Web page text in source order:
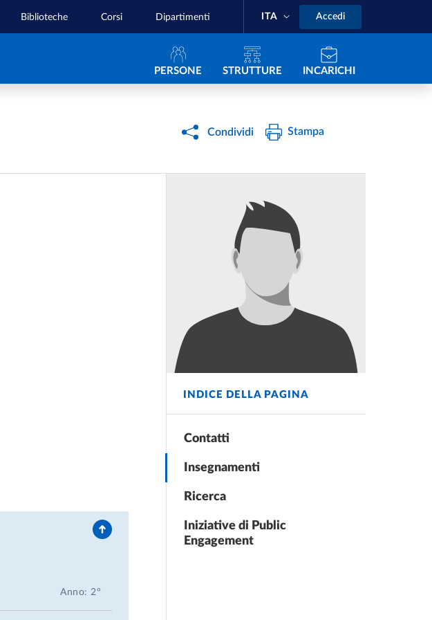
Biblioteche Corsi Dipartimenti ITA Accedi
Navigazione principale
PERSONE STRUTTURE INCARICHI
Condividi Stampa
INDICE DELLA PAGINA
Contatti
Insegnamenti
Ricerca
Iniziative di Public
Engagement
Anno: 2°